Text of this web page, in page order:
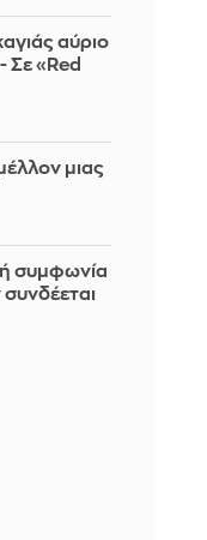
αύριο
Σε «Red
μιας
συμφωνία